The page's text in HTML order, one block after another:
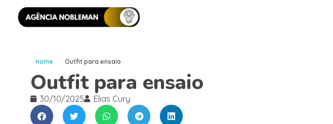
Home Outfit para ensaio
Outfit para ensaio
30/10/2025 Elias Cury